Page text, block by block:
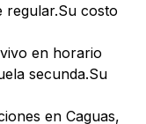
regular.Su costo
en horario
secunda.Su
en Caguas,